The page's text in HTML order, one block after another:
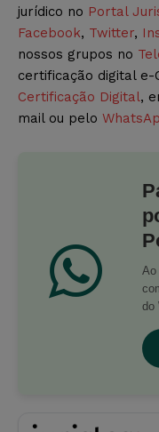
jurídico no Portal
Facebook, Twitter,
nossos grupos no
certificação digital e-
Certificação Digital,
mail ou pelo
Ao
do